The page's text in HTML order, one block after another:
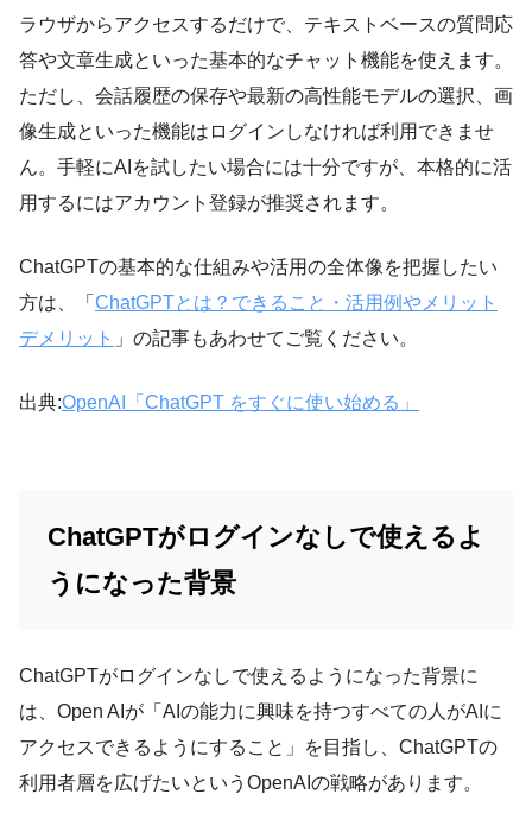
ラウザからアクセスするだけで、テキストベースの質問応
答や文章生成といった基本的なチャット機能を使えます。
ただし、会話履歴の保存や最新の高性能モデルの選択、画
像生成といった機能はログインしなければ利用できませ
ん。手軽にAIを試したい場合には十分ですが、本格的に活
用するにはアカウント登録が推奨されます。
ChatGPTの基本的な仕組みや活用の全体像を把握したい
方は、「 ChatGPTとは？できること・活用例やメリット
デメリット 」の記事もあわせてご覧ください。
出典:OpenAI「ChatGPT をすぐに使い始める」
ChatGPTがログインなしで使えるよ
うになった背景
ChatGPTがログインなしで使えるようになった背景に
は、Open AIが「AIの能力に興味を持つすべての人がAIに
アクセスできるようにすること」を目指し、ChatGPTの
利用者層を広げたいというOpenAIの戦略があります。